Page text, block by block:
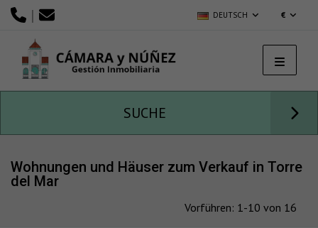
| DEUTSCH €
SUCHE
Wohnungen und Häuser zum Verkauf in Torre
del Mar
Vorführen: 1-10 von 16